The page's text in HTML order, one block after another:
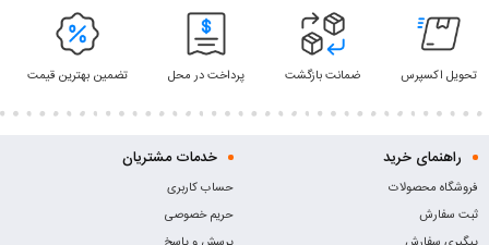
تحویل اکسپرس ضمانت بازگشت پرداخت در محل تضمین بهترین قیمت
راهنمای خرید
فروشگاه محصولات
ثبت سفارش
خدمات مشتریان
حساب کاربری
حریم خصوصی